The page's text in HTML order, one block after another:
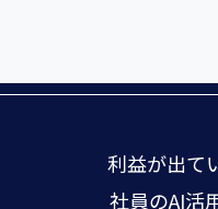
利益が出て
社員のAI活